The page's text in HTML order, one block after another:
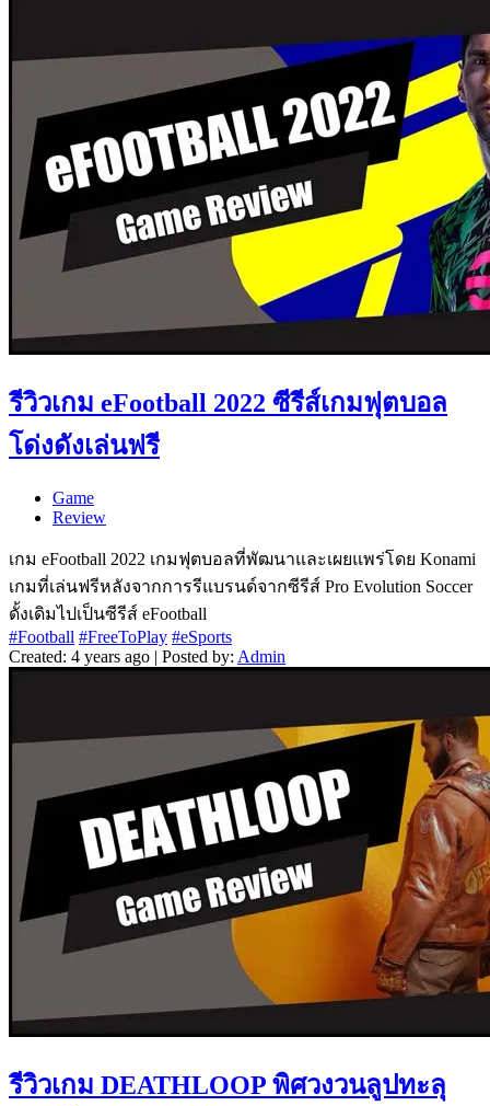
รีวิวเกม eFootball 2022 ซีรีส์เกมฟุตบอล
โด่งดังเล่นฟรี
Game
Review
เกม eFootball 2022 เกมฟุตบอลที่พัฒนาและเผยแพร่โดย Konami
เกมที่เล่นฟรีหลังจากการรีแบรนด์จากซีรีส์ Pro Evolution Soccer
ดั้งเดิมไปเป็นซีรีส์ eFootball
#Football #FreeToPlay #eSports
Created: 4 years ago | Posted by: Admin
รีวิวเกม DEATHLOOP พิศวงวนลูปทะลุ